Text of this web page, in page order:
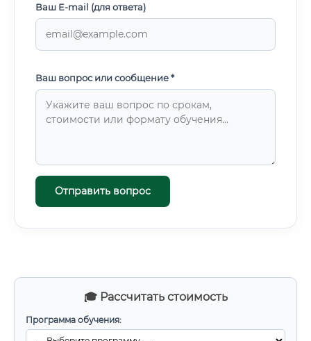
🎓 Рассчитать стоимость
Программа обучения:
Ваш E-mail (для ответа)
Ваш вопрос или сообщение *
Отправить вопрос